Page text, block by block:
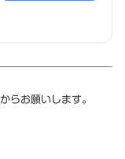
からお願いします。